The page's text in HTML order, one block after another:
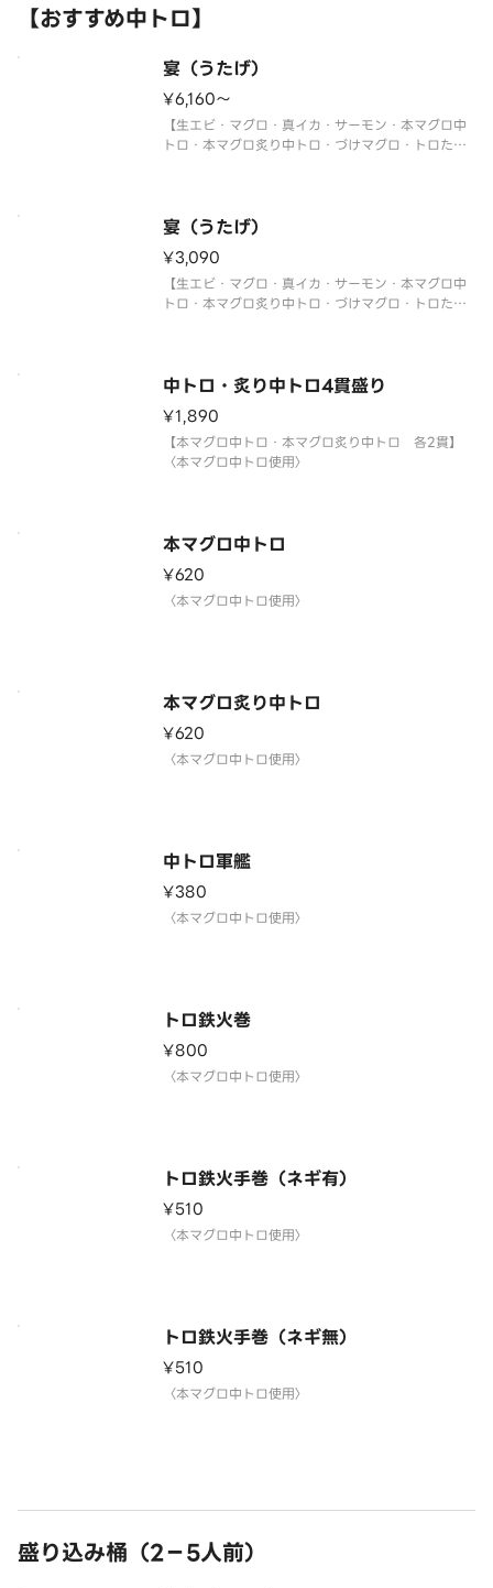
【おすすめ中トロ】
宴（うたげ）
¥6,160〜
【生エビ・マグロ・真イカ・サーモン・本マグロ中
トロ・本マグロ炙り中トロ・づけマグロ・トロたく
宴（うたげ）
¥3,090
【生エビ・マグロ・真イカ・サーモン・本マグロ中
トロ・本マグロ炙り中トロ・づけマグロ・トロたく
中トロ・炙り中トロ4貫盛り
¥1,890
【本マグロ中トロ・本マグロ炙り中トロ 各2貫】
〈本マグロ中トロ使用〉
本マグロ中トロ
¥620
〈本マグロ中トロ使用〉
本マグロ炙り中トロ
¥620
〈本マグロ中トロ使用〉
中トロ軍艦
¥380
〈本マグロ中トロ使用〉
トロ鉄火巻
¥800
〈本マグロ中トロ使用〉
トロ鉄火手巻（ネギ有）
¥510
〈本マグロ中トロ使用〉
トロ鉄火手巻（ネギ無）
¥510
〈本マグロ中トロ使用〉
盛り込み桶（2－5人前）